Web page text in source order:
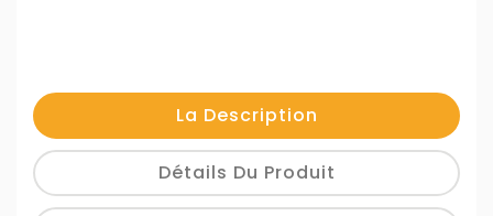
La Description
Détails Du Produit